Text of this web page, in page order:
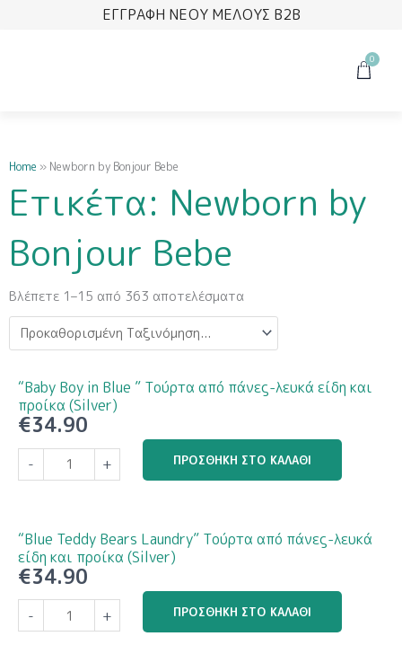
ΕΓΓΡΑΦΗ ΝΕΟΥ ΜΕΛΟΥΣ B2B
0
Cart
Home » Newborn by Bonjour Bebe
Ετικέτα: Newborn by
Bonjour Bebe
Βλέπετε 1–15 από 363 αποτελέσματα
“Baby Boy in Blue ” Τούρτα από πάνες-λευκά είδη και
προίκα (Silver)
€34.90
-
"Baby
Boy
"
Τούρτα
από
λευκά
είδη
+ ΠΡΟΣΘΉΚΗ ΣΤΟ ΚΑΛΆΘΙ
“Blue Teddy Bears Laundry” Τούρτα από πάνες-λευκά
είδη και προίκα (Silver)
€34.90
-
"Blue
Teddy
+ ΠΡΟΣΘΉΚΗ ΣΤΟ ΚΑΛΆΘΙ